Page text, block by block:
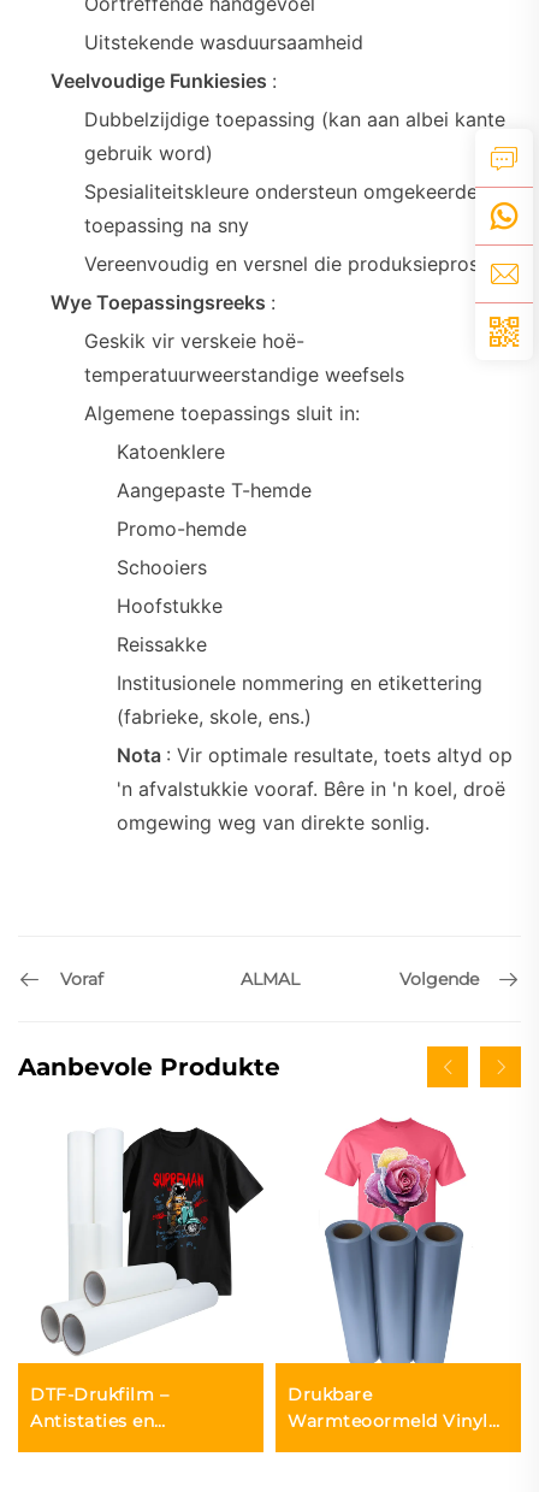
Uitstekende wasduursaamheid
Veelvoudige Funkiesies :
Dubbelzijdige toepassing (kan aan albei kante
gebruik word)
Spesialiteitskleure ondersteun omgekeerde
toepassing na sny
Vereenvoudig en versnel die produksieproses
Wye Toepassingsreeks :
Geskik vir verskeie hoë-
temperatuurweerstandige weefsels
Algemene toepassings sluit in:
Katoenklere
Aangepaste T-hemde
Promo-hemde
Schooiers
Hoofstukke
Reissakke
Institusionele nommering en etikettering
(fabrieke, skole, ens.)
Nota : Vir optimale resultate, toets altyd op
'n afvalstukkie vooraf. Bêre in 'n koel, droë
omgewing weg van direkte sonlig.
Voraf ALMAL Volgende
Aanbevole Produkte
DTF-Drukfilm –
Antistaties en
Vochtbestand
Drukbare
Warmteoormeld Vinyl
vir Inkjet Drukker